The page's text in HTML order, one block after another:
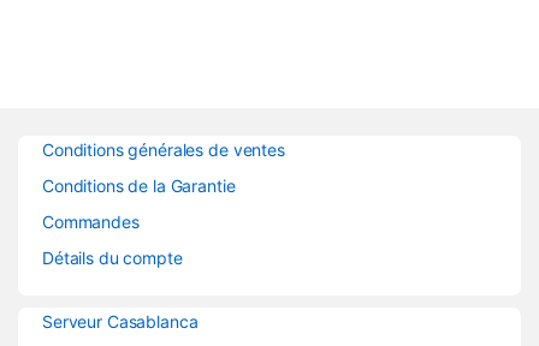
Conditions générales de ventes
Conditions de la Garantie
Commandes
Détails du compte
Serveur Casablanca